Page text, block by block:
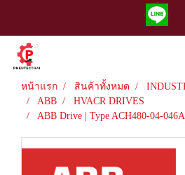
หน้าแรก สินค้าทั้งหมด
ABB
HVACR DRIVES
ABB Drive | Type ACH480-04-